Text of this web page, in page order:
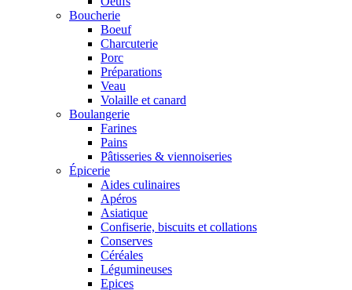
Boucherie
Boeuf
Charcuterie
Porc
Préparations
Veau
Volaille et canard
Boulangerie
Farines
Pains
Pâtisseries & viennoiseries
Épicerie
Aides culinaires
Apéros
Asiatique
Confiserie, biscuits et collations
Conserves
Céréales
Légumineuses
Epices